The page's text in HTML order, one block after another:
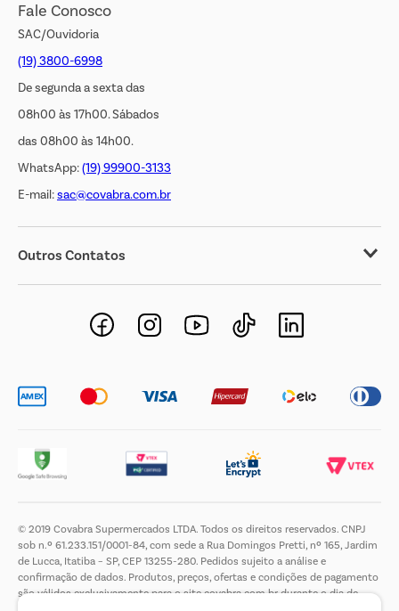
Transparência Salarial
Fale Conosco
SAC/Ouvidoria
(19) 3800-6998
De segunda a sexta das
08h00 às 17h00. Sábados
das 08h00 às 14h00.
WhatsApp:(19) 99900-3133
E-mail:sac@covabra.com.br
Outros Contatos
Negócios Imobiliários
Novos Fornecedores
© 2019 Covabra Supermercados LTDA. Todos os direitos reservados. CNPJ
sob n.º 61.233.151/0001-84, com sede a Rua Domingos Pretti, nº 165, Jardim
de Lucca, Itatiba – SP, CEP 13255-280. Pedidos sujeito a análise e
confirmação de dados. Produtos, preços, ofertas e condições de pagamento
são válidos exclusivamente para o site covabra.com.br durante o dia de